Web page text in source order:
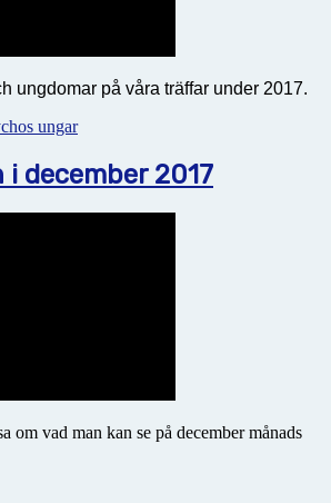
ungdomar på våra träffar under 2017.
ungar
december 2017
om vad man kan se på december månads